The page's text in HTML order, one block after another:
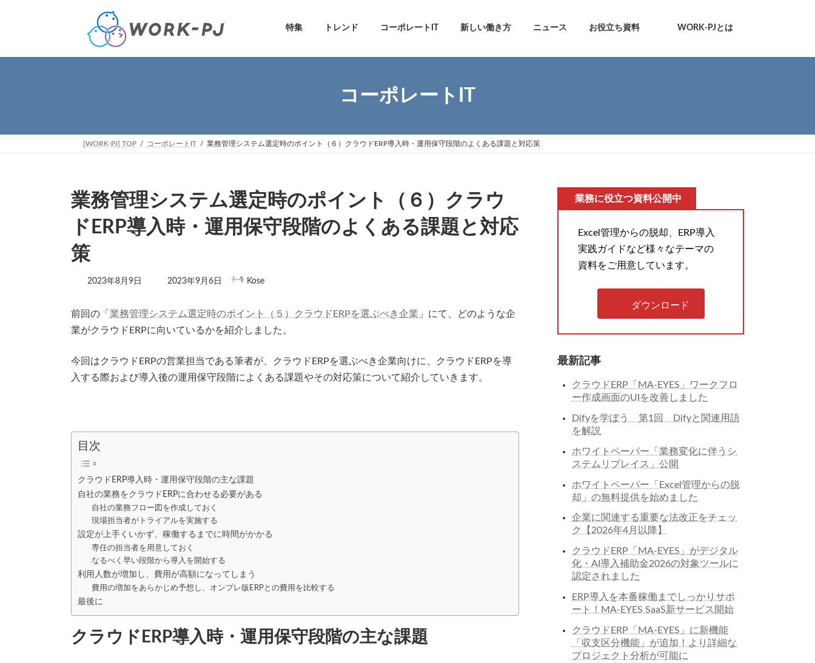
ツ
シ
特集 トレンド コーポレートIT 新しい働き方 ニュース お役立ち資料 WORK-PJとは
コーポレートIT
[WORK-PJ] TOP コーポレートIT 業務管理システム選定時のポイント（６）クラウドERP導入時・運用保守段階のよくある課題と対応策
業務管理システム選定時のポイント（６）クラウ
ドERP導入時・運用保守段階のよくある課題と対応
策
2023年8月9日
最
新
日
時
2023年9月6日 Kose
前回の「 業務管理システム選定時のポイント（５）クラウドERPを選ぶべき企業 」にて、どのような企
業がクラウドERPに向いているかを紹介しました。
今回はクラウドERPの営業担当である筆者が、クラウドERPを選ぶべき企業向けに、クラウドERPを導
入する際および導入後の運用保守段階によくある課題やその対応策について紹介していきます。
目次
クラウドERP導入時・運用保守段階の主な課題
自社の業務をクラウドERPに合わせる必要がある
自社の業務フロー図を作成しておく
現場担当者がトライアルを実施する
設定が上手くいかず、稼働するまでに時間がかかる
専任の担当者を用意しておく
なるべく早い段階から導入を開始する
利用人数が増加し、費用が高額になってしまう
費用の増加をあらかじめ予想し、オンプレ版ERPとの費用を比較する
最後に
クラウドERP導入時・運用保守段階の主な課題
業務に役立つ資料公開中
Excel管理からの脱却、ERP導入
実践ガイドなど様々なテーマの
資料をご用意しています。
ダウンロード
最新記事
クラウドERP「MA-EYES」ワークフロ
ー作成画面のUIを改善しました
Difyを学ぼう 第1回 Difyと関連用語
を解説
ホワイトペーパー「業務変化に伴うシ
ステムリプレイス」公開
ホワイトペーパー「Excel管理からの脱
却」の無料提供を始めました
企業に関連する重要な法改正をチェッ
ク【2026年4月以降】
クラウドERP「MA-EYES」がデジタル
化・AI導入補助金2026の対象ツールに
認定されました
ERP導入を本番稼働までしっかりサポ
ート！MA-EYES SaaS新サービス開始
クラウドERP「MA-EYES」に新機能
「収支区分機能」が追加！より詳細な
プロジェクト分析が可能に